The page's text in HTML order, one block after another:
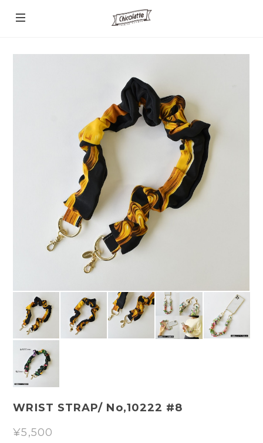
WRIST STRAP/ No,10222 #8
¥5,500